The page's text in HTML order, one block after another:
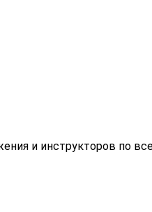
и инструкторов по